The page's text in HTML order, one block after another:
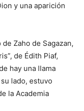
y una aparición
Zaho de Sagazan,
de Édith Piaf,
hay una llama
lado, estuvo
la Academia